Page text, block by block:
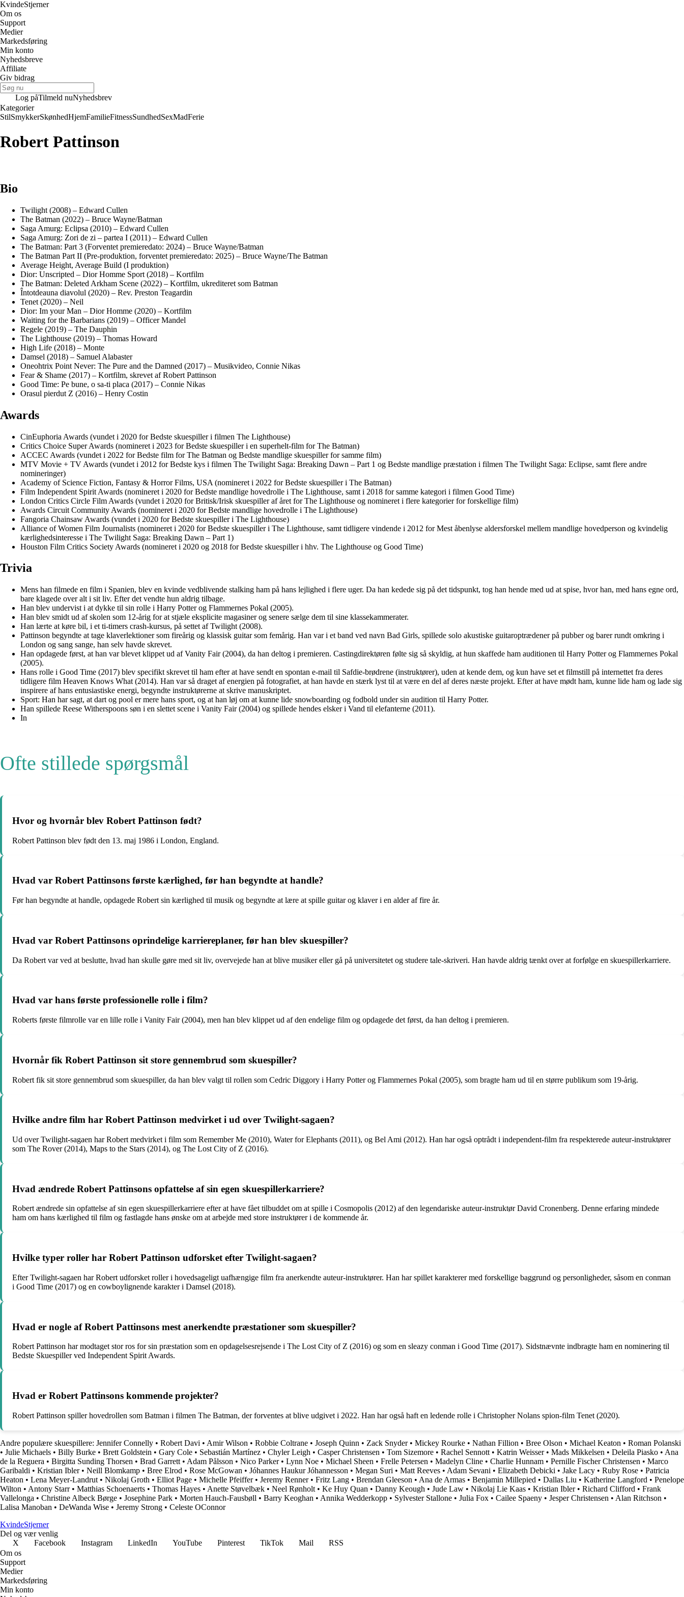
KvindeStjerner
Om os
Support
Medier
Markedsføring
Min konto
Nyhedsbreve
Affiliate
Giv bidrag
Log påTilmeld nuNyhedsbrev
Kategorier
StilSmykkerSkønhedHjemFamilieFitnessSundhedSexMadFerie
Robert Pattinson
Bio
Twilight (2008) – Edward Cullen
The Batman (2022) – Bruce Wayne/Batman
Saga Amurg: Eclipsa (2010) – Edward Cullen
Saga Amurg: Zori de zi – partea I (2011) – Edward Cullen
The Batman: Part 3 (Forventet premieredato: 2024) – Bruce Wayne/Batman
The Batman Part II (Pre-produktion, forventet premieredato: 2025) – Bruce Wayne/The Batman
Average Height, Average Build (I produktion)
Dior: Unscripted – Dior Homme Sport (2018) – Kortfilm
The Batman: Deleted Arkham Scene (2022) – Kortfilm, ukrediteret som Batman
Întotdeauna diavolul (2020) – Rev. Preston Teagardin
Tenet (2020) – Neil
Dior: Im your Man – Dior Homme (2020) – Kortfilm
Waiting for the Barbarians (2019) – Officer Mandel
Regele (2019) – The Dauphin
The Lighthouse (2019) – Thomas Howard
High Life (2018) – Monte
Damsel (2018) – Samuel Alabaster
Oneohtrix Point Never: The Pure and the Damned (2017) – Musikvideo, Connie Nikas
Fear & Shame (2017) – Kortfilm, skrevet af Robert Pattinson
Good Time: Pe bune, o sa-ti placa (2017) – Connie Nikas
Orasul pierdut Z (2016) – Henry Costin
Awards
CinEuphoria Awards (vundet i 2020 for Bedste skuespiller i filmen The Lighthouse)
Critics Choice Super Awards (nomineret i 2023 for Bedste skuespiller i en superhelt-film for The Batman)
ACCEC Awards (vundet i 2022 for Bedste film for The Batman og Bedste mandlige skuespiller for samme film)
MTV Movie + TV Awards (vundet i 2012 for Bedste kys i filmen The Twilight Saga: Breaking Dawn – Part 1 og Bedste mandlige præstation i filmen The Twilight Saga: Eclipse, samt flere andre
nomineringer)
Academy of Science Fiction, Fantasy & Horror Films, USA (nomineret i 2022 for Bedste skuespiller i The Batman)
Film Independent Spirit Awards (nomineret i 2020 for Bedste mandlige hovedrolle i The Lighthouse, samt i 2018 for samme kategori i filmen Good Time)
London Critics Circle Film Awards (vundet i 2020 for Britisk/Irisk skuespiller af året for The Lighthouse og nomineret i flere kategorier for forskellige film)
Awards Circuit Community Awards (nomineret i 2020 for Bedste mandlige hovedrolle i The Lighthouse)
Fangoria Chainsaw Awards (vundet i 2020 for Bedste skuespiller i The Lighthouse)
Alliance of Women Film Journalists (nomineret i 2020 for Bedste skuespiller i The Lighthouse, samt tidligere vindende i 2012 for Mest åbenlyse aldersforskel mellem mandlige hovedperson og kvindelig
kærlighedsinteresse i The Twilight Saga: Breaking Dawn – Part 1)
Houston Film Critics Society Awards (nomineret i 2020 og 2018 for Bedste skuespiller i hhv. The Lighthouse og Good Time)
Trivia
Mens han filmede en film i Spanien, blev en kvinde vedblivende stalking ham på hans lejlighed i flere uger. Da han kedede sig på det tidspunkt, tog han hende med ud at spise, hvor han, med hans egne ord,
bare klagede over alt i sit liv. Efter det vendte hun aldrig tilbage.
Han blev undervist i at dykke til sin rolle i Harry Potter og Flammernes Pokal (2005).
Han blev smidt ud af skolen som 12-årig for at stjæle eksplicite magasiner og senere sælge dem til sine klassekammerater.
Han lærte at køre bil, i et ti-timers crash-kursus, på settet af Twilight (2008).
Pattinson begyndte at tage klaverlektioner som fireårig og klassisk guitar som femårig. Han var i et band ved navn Bad Girls, spillede solo akustiske guitaroptrædener på pubber og barer rundt omkring i
London og sang sange, han selv havde skrevet.
Han opdagede først, at han var blevet klippet ud af Vanity Fair (2004), da han deltog i premieren. Castingdirektøren følte sig så skyldig, at hun skaffede ham auditionen til Harry Potter og Flammernes Pokal
(2005).
Hans rolle i Good Time (2017) blev specifikt skrevet til ham efter at have sendt en spontan e-mail til Safdie-brødrene (instruktører), uden at kende dem, og kun have set et filmstill på internettet fra deres
tidligere film Heaven Knows What (2014). Han var så draget af energien på fotografiet, at han havde en stærk lyst til at være en del af deres næste projekt. Efter at have mødt ham, kunne lide ham og lade sig
inspirere af hans entusiastiske energi, begyndte instruktørerne at skrive manuskriptet.
Sport: Han har sagt, at dart og pool er mere hans sport, og at han løj om at kunne lide snowboarding og fodbold under sin audition til Harry Potter.
Han spillede Reese Witherspoons søn i en slettet scene i Vanity Fair (2004) og spillede hendes elsker i Vand til elefanterne (2011).
In
Ofte stillede spørgsmål
Hvor og hvornår blev Robert Pattinson født?
Robert Pattinson blev født den 13. maj 1986 i London, England.
Hvad var Robert Pattinsons første kærlighed, før han begyndte at handle?
Før han begyndte at handle, opdagede Robert sin kærlighed til musik og begyndte at lære at spille guitar og klaver i en alder af fire år.
Hvad var Robert Pattinsons oprindelige karriereplaner, før han blev skuespiller?
Da Robert var ved at beslutte, hvad han skulle gøre med sit liv, overvejede han at blive musiker eller gå på universitetet og studere tale-skriveri. Han havde aldrig tænkt over at forfølge en skuespillerkarriere.
Hvad var hans første professionelle rolle i film?
Roberts første filmrolle var en lille rolle i Vanity Fair (2004), men han blev klippet ud af den endelige film og opdagede det først, da han deltog i premieren.
Hvornår fik Robert Pattinson sit store gennembrud som skuespiller?
Robert fik sit store gennembrud som skuespiller, da han blev valgt til rollen som Cedric Diggory i Harry Potter og Flammernes Pokal (2005), som bragte ham ud til en større publikum som 19-årig.
Hvilke andre film har Robert Pattinson medvirket i ud over Twilight-sagaen?
Ud over Twilight-sagaen har Robert medvirket i film som Remember Me (2010), Water for Elephants (2011), og Bel Ami (2012). Han har også optrådt i independent-film fra respekterede auteur-instruktører
som The Rover (2014), Maps to the Stars (2014), og The Lost City of Z (2016).
Hvad ændrede Robert Pattinsons opfattelse af sin egen skuespillerkarriere?
Robert ændrede sin opfattelse af sin egen skuespillerkarriere efter at have fået tilbuddet om at spille i Cosmopolis (2012) af den legendariske auteur-instruktør David Cronenberg. Denne erfaring mindede
ham om hans kærlighed til film og fastlagde hans ønske om at arbejde med store instruktører i de kommende år.
Hvilke typer roller har Robert Pattinson udforsket efter Twilight-sagaen?
Efter Twilight-sagaen har Robert udforsket roller i hovedsageligt uafhængige film fra anerkendte auteur-instruktører. Han har spillet karakterer med forskellige baggrund og personligheder, såsom en conman
i Good Time (2017) og en cowboylignende karakter i Damsel (2018).
Hvad er nogle af Robert Pattinsons mest anerkendte præstationer som skuespiller?
Robert Pattinson har modtaget stor ros for sin præstation som en opdagelsesrejsende i The Lost City of Z (2016) og som en sleazy conman i Good Time (2017). Sidstnævnte indbragte ham en nominering til
Bedste Skuespiller ved Independent Spirit Awards.
Hvad er Robert Pattinsons kommende projekter?
Robert Pattinson spiller hovedrollen som Batman i filmen The Batman, der forventes at blive udgivet i 2022. Han har også haft en ledende rolle i Christopher Nolans spion-film Tenet (2020).
Andre populære skuespillere: Jennifer Connelly • Robert Davi • Amir Wilson • Robbie Coltrane • Joseph Quinn • Zack Snyder• Mickey Rourke • Nathan Fillion • Bree Olson • Michael Keaton • Roman Polanski
• Julie Michaels • Billy Burke • Brett Goldstein • Gary Cole • Sebastián Martínez • Chyler Leigh • Casper Christensen • Tom Sizemore • Rachel Sennott • Katrin Weisser• Mads Mikkelsen • Deleila Piasko • Ana
de la Reguera • Birgitta Sunding Thorsen • Brad Garrett • Adam Pålsson • Nico Parker• Lynn Noe • Michael Sheen • Frelle Petersen • Madelyn Cline • Charlie Hunnam • Pernille Fischer Christensen • Marco
Garibaldi • Kristian Ibler• Neill Blomkamp • Bree Elrod • Rose McGowan • Jóhannes Haukur Jóhannesson • Megan Suri • Matt Reeves • Adam Sevani • Elizabeth Debicki • Jake Lacy • Ruby Rose • Patricia
Heaton • Lena Meyer-Landrut • Nikolaj Groth • Elliot Page • Michelle Pfeiffer• Jeremy Renner• Fritz Lang • Brendan Gleeson • Ana de Armas • Benjamin Millepied • Dallas Liu • Katherine Langford • Penelope
Wilton • Antony Starr• Matthias Schoenaerts • Thomas Hayes • Anette Støvelbæk • Neel Rønholt • Ke Huy Quan • Danny Keough • Jude Law • Nikolaj Lie Kaas • Kristian Ibler• Richard Clifford • Frank
Vallelonga • Christine Albeck Børge • Josephine Park • Morten Hauch-Fausbøll • Barry Keoghan • Annika Wedderkopp • Sylvester Stallone • Julia Fox • Cailee Spaeny • Jesper Christensen • Alan Ritchson •
Lalisa Manoban • DeWanda Wise • Jeremy Strong • Celeste OConnor
KvindeStjerner
Del og vær venlig
X
Facebook Instagram LinkedIn YouTube Pinterest TikTok Mail
RSS
Om os
Support
Medier
Markedsføring
Min konto